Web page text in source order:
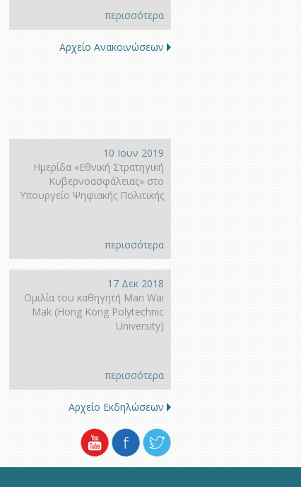
περισσότερα
Αρχείο Ανακοινώσεων
10 Ιουν 2019
Ημερίδα «Εθνική Στρατηγική
Κυβερνοασφάλειας» στο
Υπουργείο Ψηφιακής Πολιτικής
περισσότερα
17 Δεκ 2018
Ομιλία του καθηγητή Man Wai
Mak (Hong Kοng Polytechnic
University)
περισσότερα
Αρχείο Εκδηλώσεων